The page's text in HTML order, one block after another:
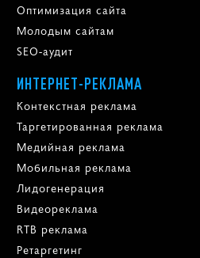
Оптимизация сайта
Молодым сайтам
SEO-аудит
ИНТЕРНЕТ-РЕКЛАМА
Контекстная реклама
Таргетированная реклама
Медийная реклама
Мобильная реклама
Лидогенерация
Видеореклама
RTB реклама
Ретаргетинг